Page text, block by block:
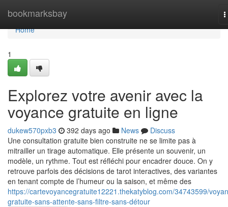
bookmarksbay
Home
Home
1
Explorez votre avenir avec la
voyance gratuite en ligne
dukew570pxb3 392 days ago News
Discuss
Une consultation gratuite bien construite ne se limite pas à
mitrailler un tirage automatique. Elle présente un souvenir, un
modèle, un rythme. Tout est réfléchi pour encadrer douce. On y
retrouve parfois des décisions de tarot interactives, des variantes
en tenant compte de l’humeur ou la saison, et même des
https://cartevoyancegratuite12221.thekatyblog.com/34743599/
gratuite-sans-attente-sans-filtre-sans-détour